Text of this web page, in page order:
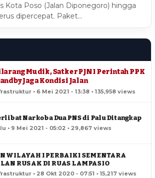
Kota Poso (Jalan Diponegoro) hingga
dipercepat. Paket…
Mudik, Satker PJN I Perintah PPK
Jaga Kondisi Jalan
• 6 Mei 2021 - 13:38 • 135,958 views
Narkoba Dua PNS di Palu Ditangkap
• 9 Mei 2021 - 05:02 • 29,867 views
WILAYAH I PERBAIKI SEMENTARA
RUSAK DI RUAS LAMPASIO
• 28 Okt 2020 - 07:51 • 15,217 views